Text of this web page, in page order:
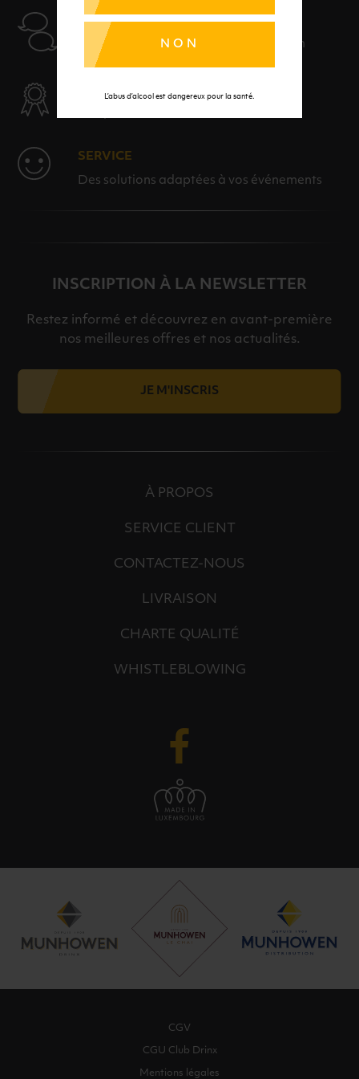
NON
L’abus d’alcool est dangereux pour la santé.
AIDE
Nos conseillers sont à votre disposition
SERVICE
Des solutions adaptées à vos événements
INSCRIPTION À LA NEWSLETTER
Restez informé et découvrez en avant-première
nos meilleures offres et nos actualités.
JE M'INSCRIS
À PROPOS
SERVICE CLIENT
CONTACTEZ-NOUS
LIVRAISON
CHARTE QUALITÉ
WHISTLEBLOWING
CGV
CGU Club Drinx
Mentions légales